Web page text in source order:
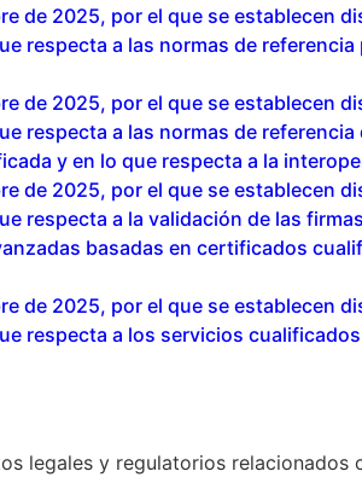
de 2025, por el que se establecen
respecta a las normas de
de 2025, por el que se establecen
respecta a las normas de
y en lo que respecta a la
de 2025, por el que se establecen
respecta a la validación de las
basadas en certificados
de 2025, por el que se establecen
respecta a los servicios
legales y regulatorios